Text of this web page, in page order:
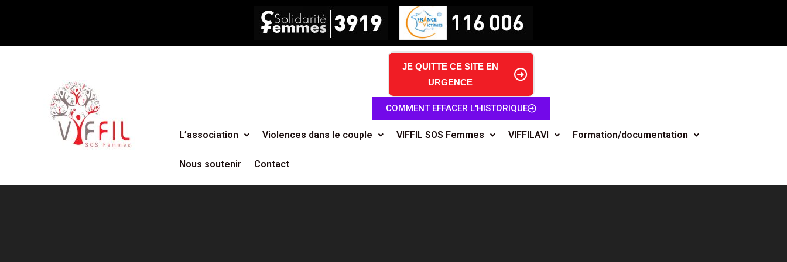
JE QUITTE CE SITE EN
URGENCE
COMMENT EFFACER L'HISTORIQUE
L’association Violences dans le couple VIFFIL SOS Femmes VIFFILAVI Formation/documentation
Nous soutenir Contact